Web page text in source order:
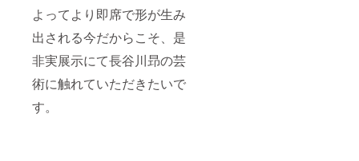
よってより即席で形が生み
出される今だからこそ、是
非実展示にて長谷川昻の芸
術に触れていただきたいで
す。